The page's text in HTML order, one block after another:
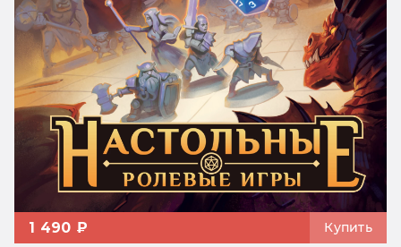
1 490 ₽ Купить